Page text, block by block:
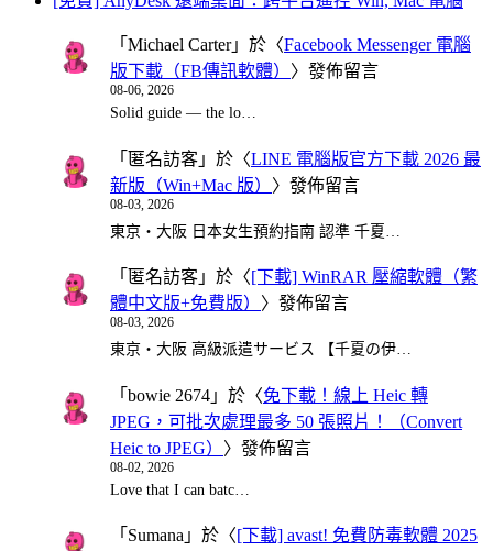
「 Michael Carter」於〈Facebook Messenger 電腦
版下載（FB傳訊軟體） 〉發佈留言
08-06, 2026
Solid guide — the lo…
「 匿名訪客 」於〈LINE 電腦版官方下載 2026 最
新版（Win+Mac 版） 〉發佈留言
08-03, 2026
東京・大阪 日本女生預約指南 認準 千夏…
「 匿名訪客 」於〈[下載] WinRAR 壓縮軟體（繁
體中文版+免費版） 〉發佈留言
08-03, 2026
東京・大阪 高級派遣サービス 【千夏の伊…
「 bowie 2674 」於〈免下載！線上 Heic 轉
JPEG，可批次處理最多 50 張照片！（Convert
Heic to JPEG） 〉發佈留言
08-02, 2026
Love that I can batc…
「 Sumana 」於〈[下載] avast! 免費防毒軟體 2025